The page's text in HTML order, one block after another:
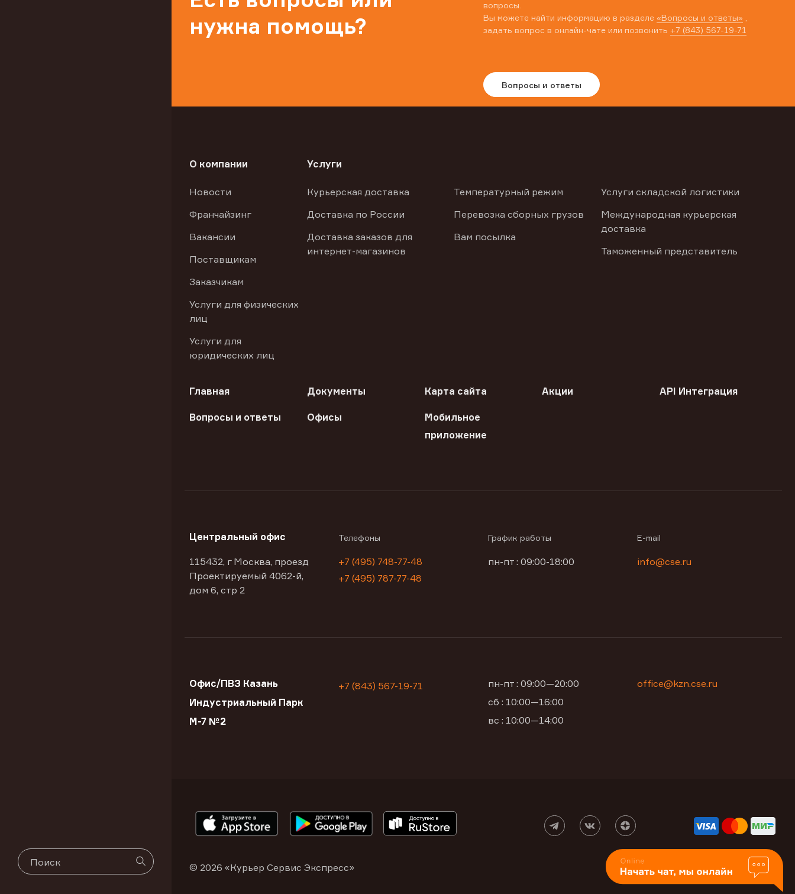
нужна помощь?
вопросы.
Вы можете найти информацию в разделе «Вопросы и ответы»
задать вопрос в онлайн-чате или позвонить +7 (843) 567-19-71
Вопросы и ответы
О компании
Новости
Франчайзинг
Вакансии
Поставщикам
Заказчикам
Услуги для физических
лиц
Услуги для
юридических лиц
Услуги
Курьерская доставка
Доставка по России
Доставка заказов для
интернет-магазинов
Температурный режим
Перевозка сборных грузов
Вам посылка
Услуги складской логистики
Международная курьерская
доставка
Таможенный представитель
Главная Документы Карта сайта Акции API Интеграция
Вопросы и ответы Офисы
Мобильное
приложение
Центральный офис
115432, г Москва, проезд
Проектируемый 4062-й,
дом 6, стр 2
Телефоны
+7 (495) 748-77-48
+7 (495) 787-77-48
График работы
пн-пт : 09:00-18:00
E-mail
info@cse.ru
Офис/ПВЗ Казань
Индустриальный Парк
М-7 №2
+7 (843) 567-19-71
пн-пт : 09:00—20:00
сб : 10:00—16:00
вс : 10:00—14:00
office@kzn.cse.ru
© 2026 «Курьер Сервис Экспресс»